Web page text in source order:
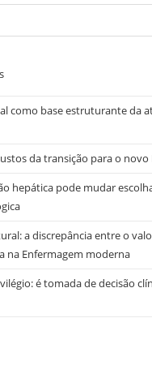
como base estruturante da
da transição para o novo
hepática pode mudar
a discrepância entre o
na Enfermagem moderna
é tomada de decisão